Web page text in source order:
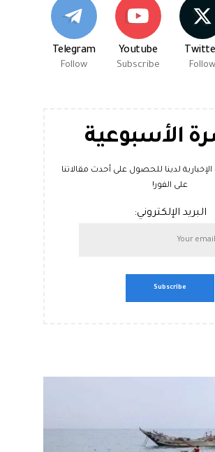
Follow
Youtube
Subscribe
Telegram
Follow
الأسبوعية
لدينا للحصول على أحدث مقالاتنا
على الفور!
البريد الإلكتروني: